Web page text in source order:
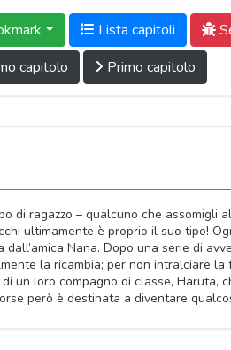
Lista capitoli
capitolo
Primo capitolo
di ragazzo – qualcuno che assomigli
ultimamente è proprio il suo tipo!
Nana. Dopo una serie di
la ricambia; per non intralciare la
un loro compagno di classe, Haruta,
però è destinata a diventare